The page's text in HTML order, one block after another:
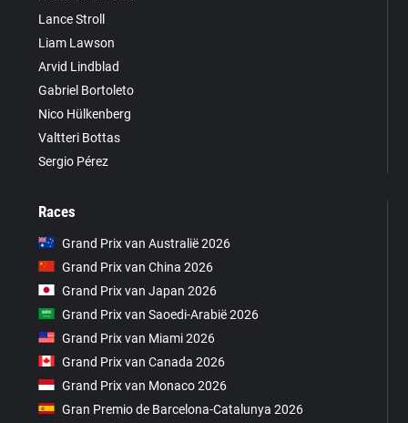
Lance Stroll
Liam Lawson
Arvid Lindblad
Gabriel Bortoleto
Nico Hülkenberg
Valtteri Bottas
Sergio Pérez
Races
Grand Prix van Australië 2026
Grand Prix van China 2026
Grand Prix van Japan 2026
Grand Prix van Saoedi-Arabië 2026
Grand Prix van Miami 2026
Grand Prix van Canada 2026
Grand Prix van Monaco 2026
Gran Premio de Barcelona-Catalunya 2026